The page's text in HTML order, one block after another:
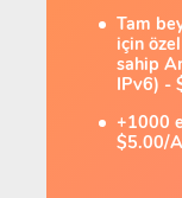
Tam
için
sahip
IPv6) -
+1000
$5.00/